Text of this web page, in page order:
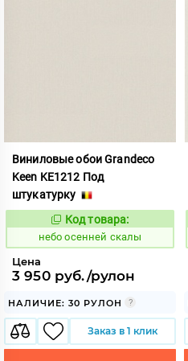
Виниловые обои Grandeco
Keen KE1212 Под
штукатурку
1117841
Код товара:
небо осенней скалы
Цена
3 950 руб./рулон
НАЛИЧИЕ: 30 РУЛОН
Заказ в 1 клик